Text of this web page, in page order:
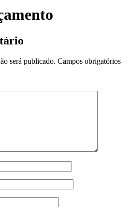
será publicado. Campos obrigatórios